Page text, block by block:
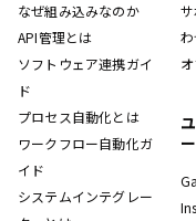
なぜ組み込みなのか
API管理とは
ソフトウェア連携ガイ
ド
プロセス自動化とは
ワークフロー自動化ガ
イド
システムインテグレー
ー